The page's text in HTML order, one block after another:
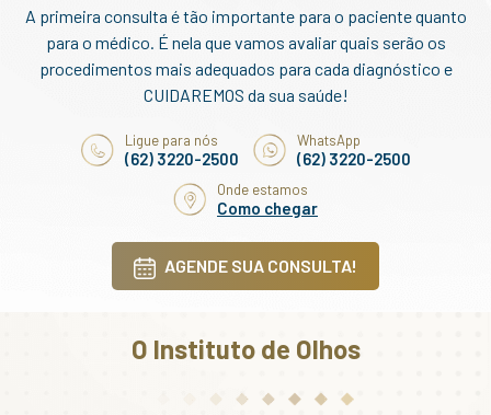
A primeira consulta é tão importante para o paciente quanto
para o médico. É nela que vamos avaliar quais serão os
procedimentos mais adequados para cada diagnóstico e
CUIDAREMOS da sua saúde!
Ligue para nós
(62) 3220-2500
WhatsApp
(62) 3220-2500
Onde estamos
Como chegar
AGENDE SUA CONSULTA!
O Instituto de Olhos